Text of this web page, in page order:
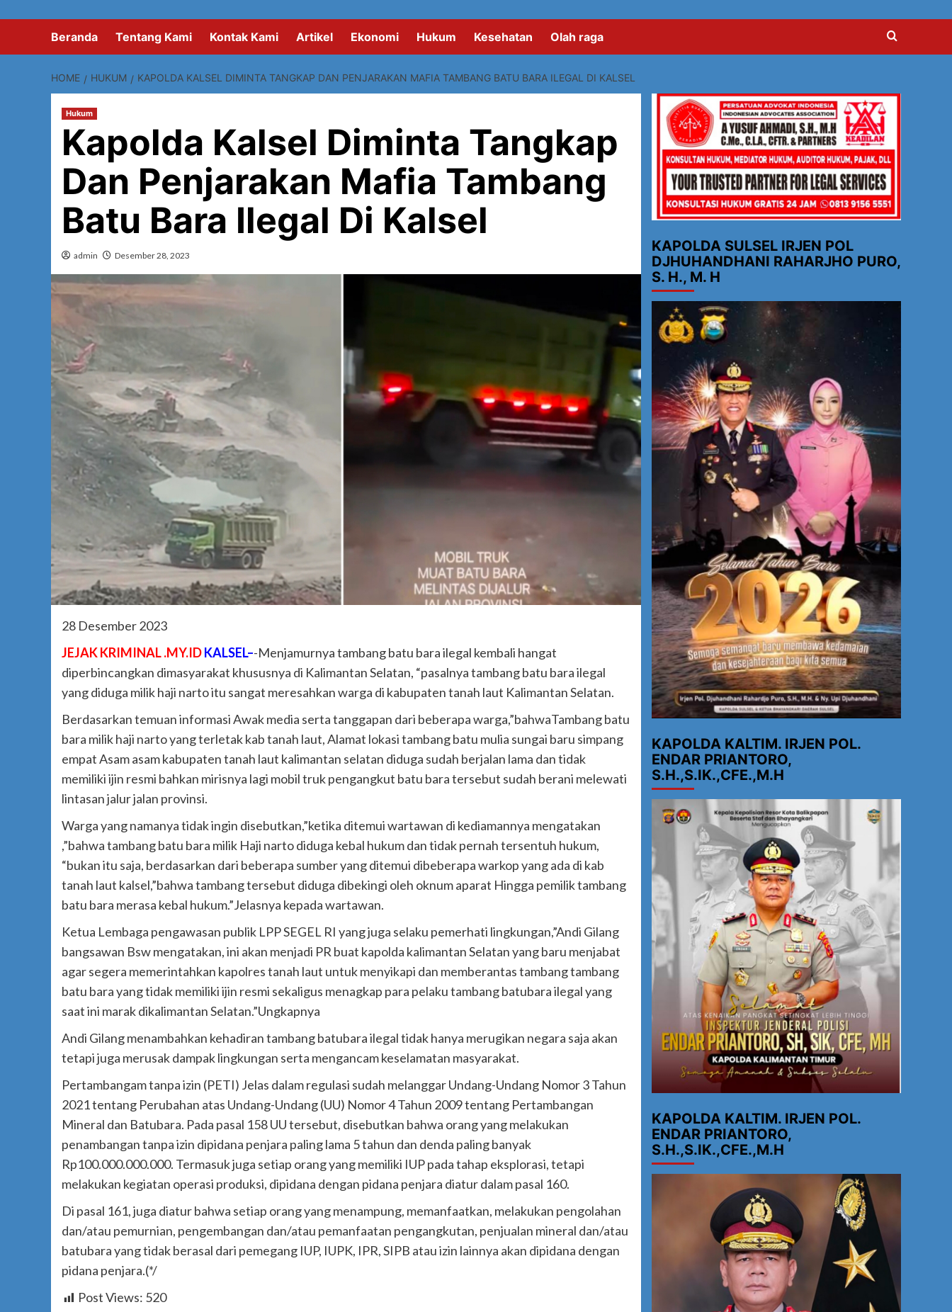
Beranda Tentang Kami Kontak Kami Artikel Ekonomi Hukum Kesehatan Olah raga
HOME HUKUM KAPOLDA KALSEL DIMINTA TANGKAP DAN PENJARAKAN MAFIA TAMBANG BATU BARA ILEGAL DI KALSEL
Hukum
Kapolda Kalsel Diminta Tangkap
Dan Penjarakan Mafia Tambang
Batu Bara Ilegal Di Kalsel
admin Desember 28, 2023
28 Desember 2023
JEJAK KRIMINAL .MY.IDKALSEL–-Menjamurnya tambang batu bara ilegal kembali hangat
diperbincangkan dimasyarakat khususnya di Kalimantan Selatan, “pasalnya tambang batu bara ilegal
yang diduga milik haji narto itu sangat meresahkan warga di kabupaten tanah laut Kalimantan Selatan.
Berdasarkan temuan informasi Awak media serta tanggapan dari beberapa warga,”bahwaTambang batu
bara milik haji narto yang terletak kab tanah laut, Alamat lokasi tambang batu mulia sungai baru simpang
empat Asam asam kabupaten tanah laut kalimantan selatan diduga sudah berjalan lama dan tidak
memiliki ijin resmi bahkan mirisnya lagi mobil truk pengangkut batu bara tersebut sudah berani melewati
lintasan jalur jalan provinsi.
Warga yang namanya tidak ingin disebutkan,”ketika ditemui wartawan di kediamannya mengatakan
,”bahwa tambang batu bara milik Haji narto diduga kebal hukum dan tidak pernah tersentuh hukum,
“bukan itu saja, berdasarkan dari beberapa sumber yang ditemui dibeberapa warkop yang ada di kab
tanah laut kalsel,”bahwa tambang tersebut diduga dibekingi oleh oknum aparat Hingga pemilik tambang
batu bara merasa kebal hukum.”Jelasnya kepada wartawan.
Ketua Lembaga pengawasan publik LPP SEGEL RI yang juga selaku pemerhati lingkungan,”Andi Gilang
bangsawan Bsw mengatakan, ini akan menjadi PR buat kapolda kalimantan Selatan yang baru menjabat
agar segera memerintahkan kapolres tanah laut untuk menyikapi dan memberantas tambang tambang
batu bara yang tidak memiliki ijin resmi sekaligus menagkap para pelaku tambang batubara ilegal yang
saat ini marak dikalimantan Selatan.”Ungkapnya
Andi Gilang menambahkan kehadiran tambang batubara ilegal tidak hanya merugikan negara saja akan
tetapi juga merusak dampak lingkungan serta mengancam keselamatan masyarakat.
Pertambangam tanpa izin (PETI) Jelas dalam regulasi sudah melanggar Undang-Undang Nomor 3 Tahun
2021 tentang Perubahan atas Undang-Undang (UU) Nomor 4 Tahun 2009 tentang Pertambangan
Mineral dan Batubara. Pada pasal 158 UU tersebut, disebutkan bahwa orang yang melakukan
penambangan tanpa izin dipidana penjara paling lama 5 tahun dan denda paling banyak
Rp100.000.000.000. Termasuk juga setiap orang yang memiliki IUP pada tahap eksplorasi, tetapi
melakukan kegiatan operasi produksi, dipidana dengan pidana penjara diatur dalam pasal 160.
Di pasal 161, juga diatur bahwa setiap orang yang menampung, memanfaatkan, melakukan pengolahan
dan/atau pemurnian, pengembangan dan/atau pemanfaatan pengangkutan, penjualan mineral dan/atau
batubara yang tidak berasal dari pemegang IUP, IUPK, IPR, SIPB atau izin lainnya akan dipidana dengan
pidana penjara.(*/
Post Views: 520
KAPOLDA SULSEL IRJEN POL
DJHUHANDHANI RAHARJHO PURO,
S. H., M. H
KAPOLDA KALTIM. IRJEN POL.
ENDAR PRIANTORO,
S.H.,S.IK.,CFE.,M.H
KAPOLDA KALTIM. IRJEN POL.
ENDAR PRIANTORO,
S.H.,S.IK.,CFE.,M.H